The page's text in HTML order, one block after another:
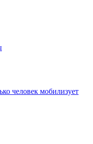
человек мобилизует